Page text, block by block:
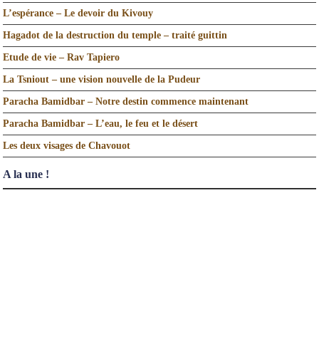
L’espérance – Le devoir du Kivouy
Hagadot de la destruction du temple – traité guittin
Etude de vie – Rav Tapiero
La Tsniout – une vision nouvelle de la Pudeur
Paracha Bamidbar – Notre destin commence maintenant
Paracha Bamidbar – L’eau, le feu et le désert
Les deux visages de Chavouot
A la une !